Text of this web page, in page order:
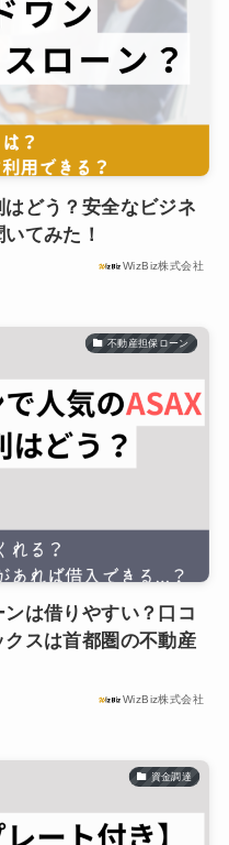
どう？安全なビジネ
てみた！
WizBiz株式会社
不動産担保ローン
は借りやすい？口コ
スは首都圏の不動産
WizBiz株式会社
資金調達